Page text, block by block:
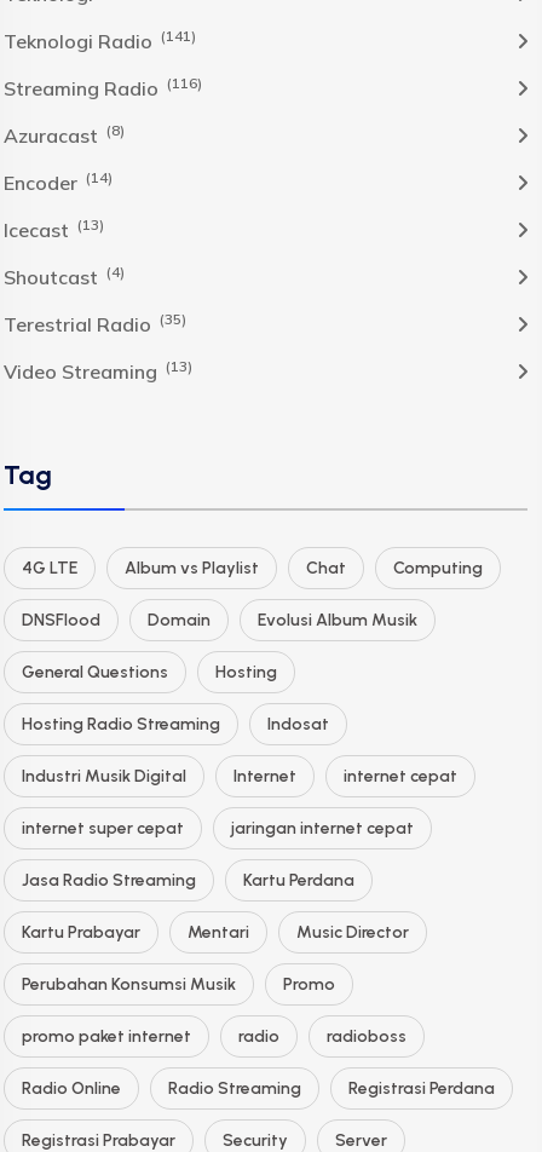
Teknologi Radio (141)
Streaming Radio (116)
Azuracast (8)
Encoder (14)
Icecast (13)
Shoutcast (4)
Terestrial Radio (35)
Video Streaming (13)
Tag
4G LTE Album vs Playlist Chat Computing
DNSFlood Domain Evolusi Album Musik
General Questions Hosting
Hosting Radio Streaming Indosat
Industri Musik Digital Internet internet cepat
internet super cepat jaringan internet cepat
Jasa Radio Streaming Kartu Perdana
Kartu Prabayar Mentari Music Director
Perubahan Konsumsi Musik Promo
promo paket internet radio radioboss
Radio Online Radio Streaming Registrasi Perdana
Registrasi Prabayar Security Server